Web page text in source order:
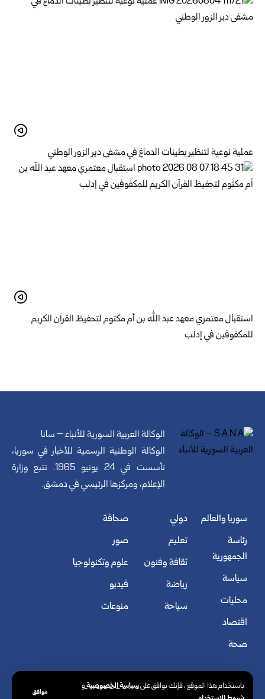
باستخدام هذا الموقع ، فإنك توافق علىسياسة الخصوصيةو
موافق
عملية نوعية لتنظير بطينات الدماغ في مشفى دير الزور الوطني
استقبال معتمري معهد عبد الله بن أم مكتوم لتحفيظ القرآن الكريم
للمكفوفين في إدلب
الوكالة العربية السورية للأنباء – سانا
الوكالة الوطنية الرسمية للأخبار في سوريا،
تأسست في 24 يونيو 1965. تتبع وزارة
الإعلام، ومركزها الرئيسي في دمشق.
سوريا والعالم
رئاسة
الجمهورية
سياسة
محليات
اقتصاد
صحة
دولي
تعليم
ثقافة وفنون
رياضة
سياحة
صحافة
صور
علوم وتكنولوجيا
فيديو
منوعات